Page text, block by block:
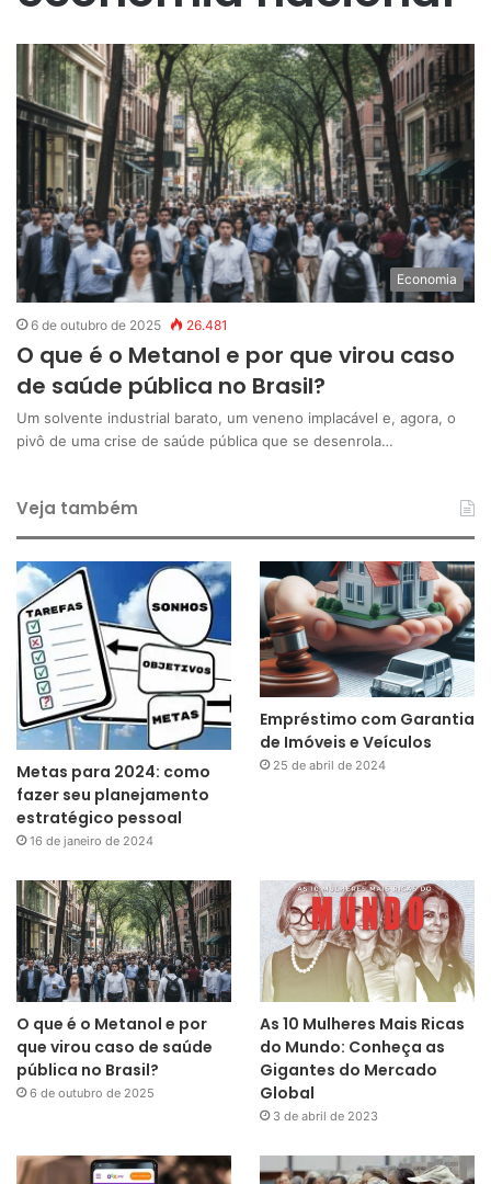
Economia
6 de outubro de 2025 26.481
O que é o Metanol e por que virou caso
de saúde pública no Brasil?
Um solvente industrial barato, um veneno implacável e, agora, o
pivô de uma crise de saúde pública que se desenrola…
Veja também
Metas para 2024: como
fazer seu planejamento
estratégico pessoal
16 de janeiro de 2024
Empréstimo com Garantia
de Imóveis e Veículos
25 de abril de 2024
O que é o Metanol e por
que virou caso de saúde
pública no Brasil?
6 de outubro de 2025
As 10 Mulheres Mais Ricas
do Mundo: Conheça as
Gigantes do Mercado
Global
3 de abril de 2023